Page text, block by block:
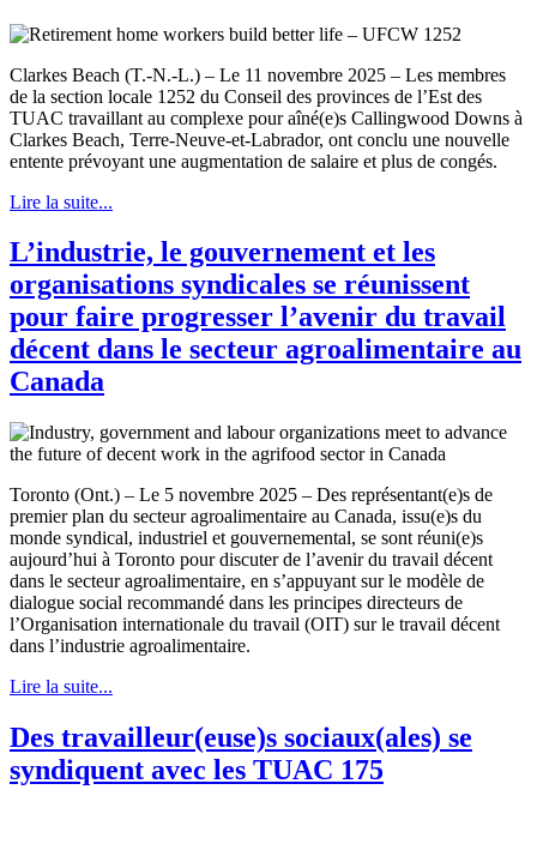
Clarkes Beach (T.-N.-L.) – Le 11 novembre 2025 – Les membres
de la section locale 1252 du Conseil des provinces de l’Est des
TUAC travaillant au complexe pour aîné(e)s Callingwood Downs à
Clarkes Beach, Terre-Neuve-et-Labrador, ont conclu une nouvelle
entente prévoyant une augmentation de salaire et plus de congés.
Lire la suite...
L’industrie, le gouvernement et les
organisations syndicales se réunissent
pour faire progresser l’avenir du travail
décent dans le secteur agroalimentaire au
Canada
Toronto (Ont.) – Le 5 novembre 2025 – Des représentant(e)s de
premier plan du secteur agroalimentaire au Canada, issu(e)s du
monde syndical, industriel et gouvernemental, se sont réuni(e)s
aujourd’hui à Toronto pour discuter de l’avenir du travail décent
dans le secteur agroalimentaire, en s’appuyant sur le modèle de
dialogue social recommandé dans les principes directeurs de
l’Organisation internationale du travail (OIT) sur le travail décent
dans l’industrie agroalimentaire.
Lire la suite...
Des travailleur(euse)s sociaux(ales) se
syndiquent avec les TUAC 175